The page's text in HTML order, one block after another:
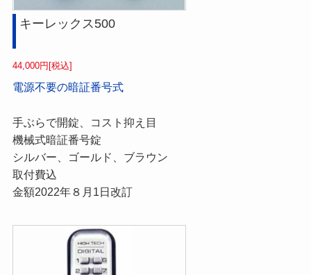
キーレックス500
44,000円[税込]
電源不要の暗証番号式
手ぶらで開錠、コスト抑え目
機械式暗証番号錠
シルバー、ゴールド、ブラウン
取付費込
金額2022年８月1日改訂